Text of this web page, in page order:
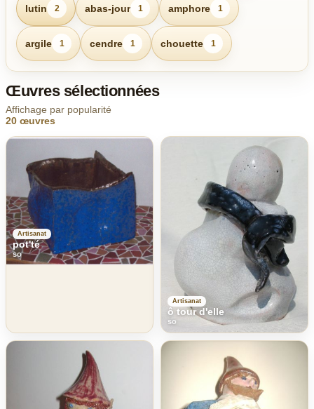
lutin 2 abas-jour 1 amphore 1
argile 1 cendre 1 chouette 1
Œuvres sélectionnées
Affichage par popularité
20 œuvres
Artisanat
pot'té
so
Artisanat
ô tour d'elle
so